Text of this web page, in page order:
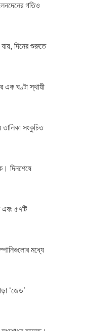
গতিও
দিনের শুরুতে
এক ঘণ্টা স্থায়ী
তালিকা সংকুচিত
দিনশেষে
এবং ৫৭টি
মধ্যে
‘জেড’